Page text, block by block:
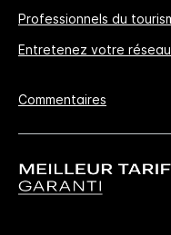
Professionnels du
Entretenez votre réseau
Commentaires
Votre chambre est
Pas de frais de réservation​!
facturés.